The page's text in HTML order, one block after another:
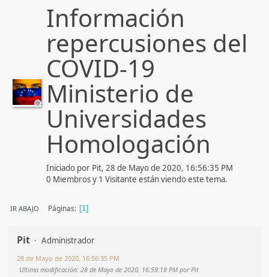
Información
repercusiones del
COVID-19
Ministerio de
Universidades
Homologación
Iniciado por Pit, 28 de Mayo de 2020, 16:56:35 PM
0 Miembros y 1 Visitante están viendo este tema.
IR ABAJO Páginas 1
Pit Administrador
28 de Mayo de 2020, 16:56:35 PM
Ultima modificación: 28 de Mayo de 2020, 16:59:18 PM por Pit